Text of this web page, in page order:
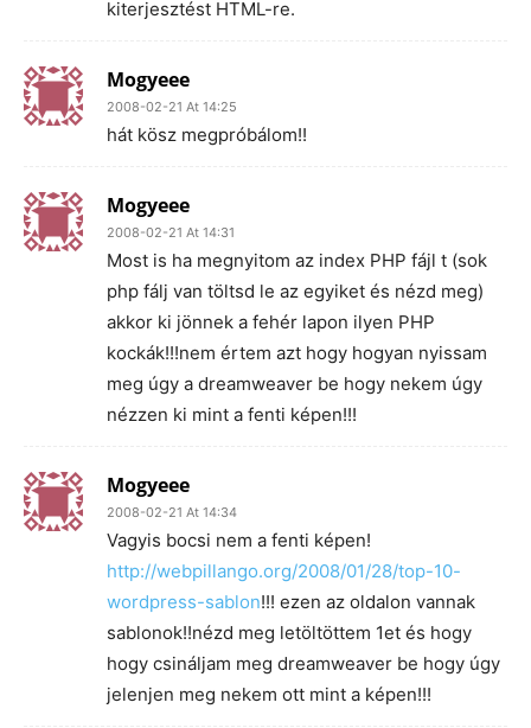
kiterjesztést HTML-re.
Mogyeee
2008-02-21 At 14:25
hát kösz megpróbálom!!
Mogyeee
2008-02-21 At 14:31
Most is ha megnyitom az index PHP fájl t (sok
php fálj van töltsd le az egyiket és nézd meg)
akkor ki jönnek a fehér lapon ilyen PHP
kockák!!!nem értem azt hogy hogyan nyissam
meg úgy a dreamweaver be hogy nekem úgy
nézzen ki mint a fenti képen!!!
Mogyeee
2008-02-21 At 14:34
Vagyis bocsi nem a fenti képen!
http://webpillango.org/2008/01/28/top-10-
wordpress-sablon!!! ezen az oldalon vannak
sablonok!!nézd meg letöltöttem 1et és hogy
hogy csináljam meg dreamweaver be hogy úgy
jelenjen meg nekem ott mint a képen!!!